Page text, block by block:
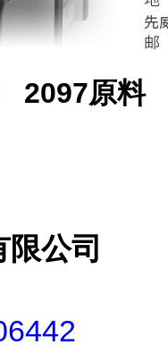
2097原料
公司